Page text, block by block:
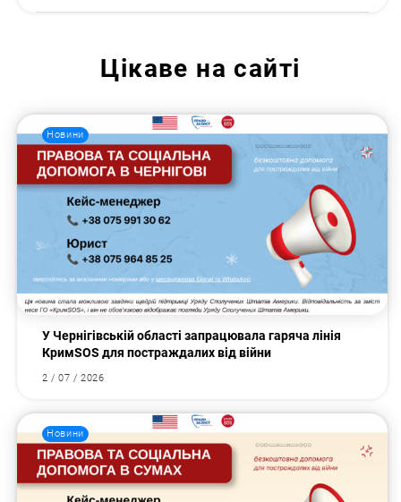
Цікаве на сайті
Новини
У Чернігівській області запрацювала гаряча лінія
КримSOS для постраждалих від війни
2 / 07 / 2026
Новини